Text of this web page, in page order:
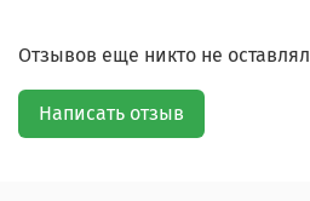
Отзывов еще никто не оставлял
Написать отзыв